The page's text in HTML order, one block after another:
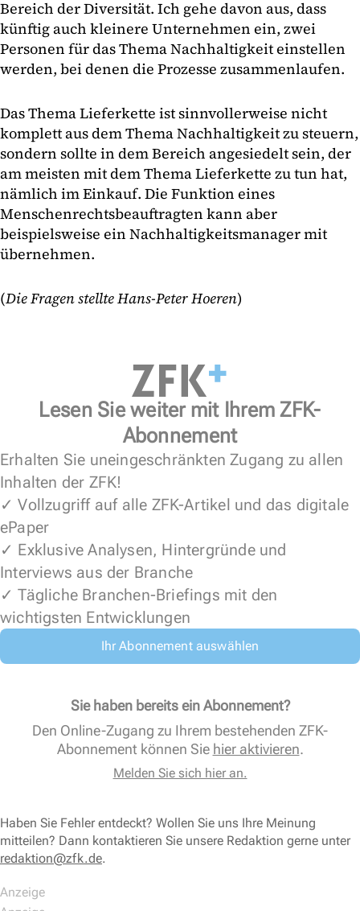
Bereich der Diversität. Ich gehe davon aus, dass
künftig auch kleinere Unternehmen ein, zwei
Personen für das Thema Nachhaltigkeit einstellen
werden, bei denen die Prozesse zusammenlaufen.
Das Thema Lieferkette ist sinnvollerweise nicht
komplett aus dem Thema Nachhaltigkeit zu steuern,
sondern sollte in dem Bereich angesiedelt sein, der
am meisten mit dem Thema Lieferkette zu tun hat,
nämlich im Einkauf. Die Funktion eines
Menschenrechtsbeauftragten kann aber
beispielsweise ein Nachhaltigkeitsmanager mit
übernehmen.
(Die Fragen stellte Hans-Peter Hoeren)
Lesen Sie weiter mit Ihrem ZFK-
Abonnement
Erhalten Sie uneingeschränkten Zugang zu allen
Inhalten der ZFK!
✓ Vollzugriff auf alle ZFK-Artikel und das digitale
ePaper
✓ Exklusive Analysen, Hintergründe und
Interviews aus der Branche
✓ Tägliche Branchen-Briefings mit den
wichtigsten Entwicklungen
Ihr Abonnement auswählen
Sie haben bereits ein Abonnement?
Den Online-Zugang zu Ihrem bestehenden ZFK-
Abonnement können Sie hier aktivieren.
Melden Sie sich hier an.
Haben Sie Fehler entdeckt? Wollen Sie uns Ihre Meinung
mitteilen? Dann kontaktieren Sie unsere Redaktion gerne unter
redaktion@zfk.de.